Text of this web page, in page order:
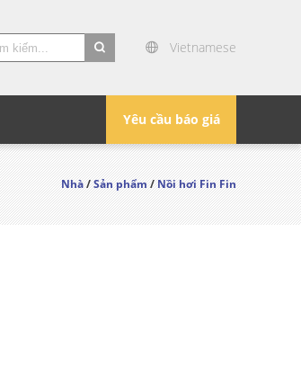
Vietnamese
Yêu cầu báo giá
Nhà/Sản phẩm/Nồi hơi Fin Fin